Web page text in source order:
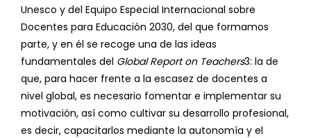
Unesco y del Equipo Especial Internacional sobre
Docentes para Educación 2030, del que formamos
parte, y en él se recoge una de las ideas
fundamentales del Global Report on Teachers3: la de
que, para hacer frente a la escasez de docentes a
nivel global, es necesario fomentar e implementar su
motivación, así como cultivar su desarrollo profesional,
es decir, capacitarlos mediante la autonomía y el